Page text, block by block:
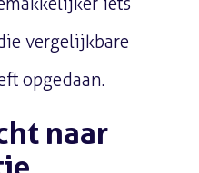
vergelijkbare
opgedaan.
naar